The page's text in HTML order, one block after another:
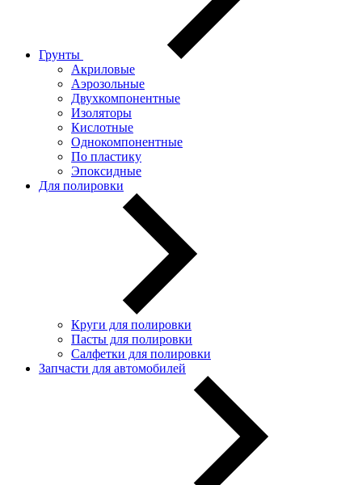
Грунты
Акриловые
Аэрозольные
Двухкомпонентные
Изоляторы
Кислотные
Однокомпонентные
По пластику
Эпоксидные
Для полировки
Круги для полировки
Пасты для полировки
Салфетки для полировки
Запчасти для автомобилей